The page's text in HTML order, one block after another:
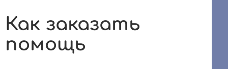
Как заказать
помощь